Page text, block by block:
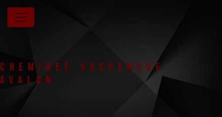
Panneau de gestion des cookies
Cheminee suspendue
Avalon